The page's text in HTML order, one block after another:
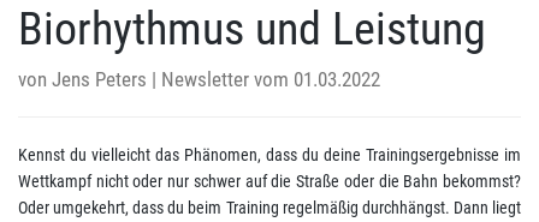
Biorhythmus und Leistung
von Jens Peters | Newsletter vom 01.03.2022
Kennst du vielleicht das Phänomen, dass du deine Trainingsergebnisse im
Wettkampf nicht oder nur schwer auf die Straße oder die Bahn bekommst?
Oder umgekehrt, dass du beim Training regelmäßig durchhängst. Dann liegt